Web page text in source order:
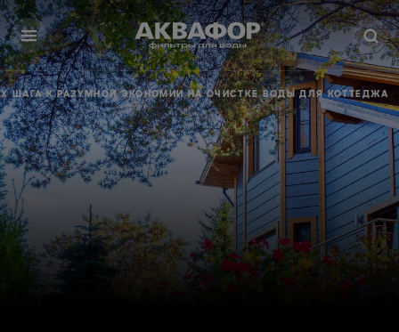
ШАГА К РАЗУМНОЙ ЭКОНОМИИ НА ОЧИСТКЕ ВОДЫ ДЛЯ КОТТЕДЖА